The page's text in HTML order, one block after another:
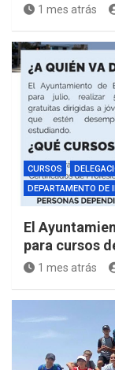
1 mes atrás
CURSOS
DEPARTAMENTO DE
El
para cursos
1 mes atrás